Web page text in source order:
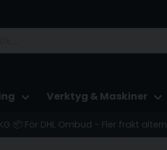
Verktyg & Maskiner
📦 För DHL Ombud - Fler frakt